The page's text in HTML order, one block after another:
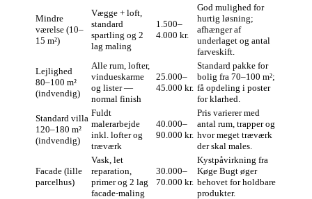
Mindre
værelse (10–
15 m²)
Vægge + loft,
standard
spartling og 2
lag maling
1.500–
4.000 kr.
God mulighed for
hurtig løsning;
afhænger af
underlaget og antal
farveskift.
Lejlighed
80–100 m²
(indvendig)
Alle rum, lofter,
vindueskarme
og lister —
normal finish
25.000–
45.000 kr.
Standard pakke for
bolig fra 70–100 m²;
få opdeling i poster
for klarhed.
Standard villa
120–180 m²
(indvendig)
Fuldt
malerarbejde
inkl. lofter og
træværk
40.000–
90.000 kr.
Pris varierer med
antal rum, trapper og
hvor meget træværk
der skal males.
Facade (lille
parcelhus)
Vask, let
reparation,
primer og 2 lag
facade‑maling
30.000–
70.000 kr.
Kystpåvirkning fra
Køge Bugt øger
behovet for holdbare
produkter.